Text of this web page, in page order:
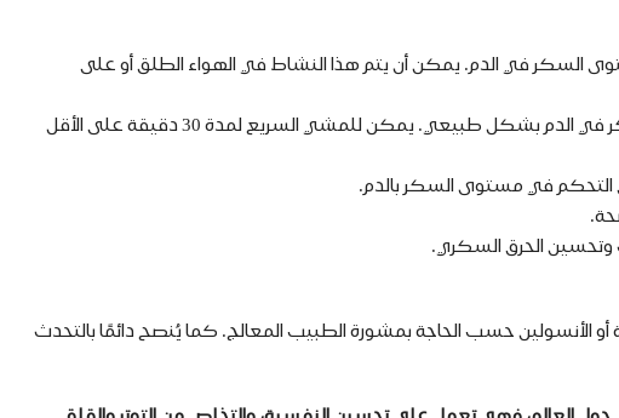
السكر في الدم. يمكن أن يتم هذا النشاط في الهواء الطلق أو على
المشي السريع والمشي عامةً: يُعتبر المشي من أبسط وأفضل أنواع الرياضة لمرضى السكري، حيث يساهم في خفض مستوى السكر في الدم بشكل طبيعي. يمكن للمشي السريع لمدة 30 دقيقة على الأقل
التحكم في مستوى السكر بالدم.
وتحسين الحرق السكري.
الأنسولين حسب الحاجة بمشورة الطبيب المعالج. كما يُنصح دائمًا بالتحدث